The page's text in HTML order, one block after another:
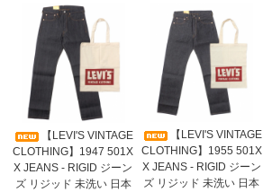
【LEVI'S VINTAGE
CLOTHING】1947 501X
X JEANS - RIGID ジーン
ズ リジッド 未洗い 日本
【LEVI'S VINTAGE
CLOTHING】1955 501X
X JEANS - RIGID ジーン
ズ リジッド 未洗い 日本